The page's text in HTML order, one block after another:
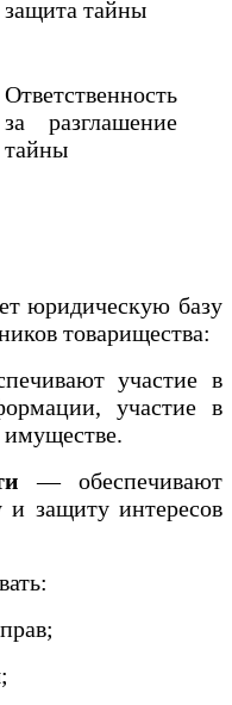
защита тайны
Ответственность
за разглашение
тайны
юридическую базу
товарищества:
участие в
участие в
— обеспечивают
и защиту интересов